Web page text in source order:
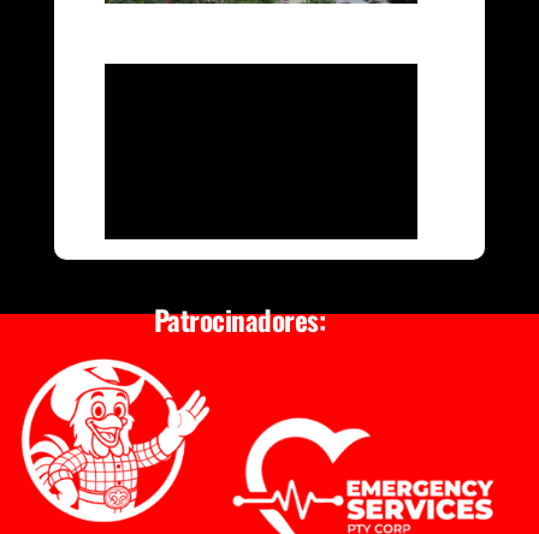
Patrocinadores: